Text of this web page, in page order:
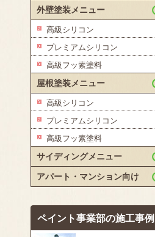
外壁塗装メニュー
高級シリコン
プレミアムシリコン
高級フッ素塗料
屋根塗装メニュー
高級シリコン
プレミアムシリコン
高級フッ素塗料
サイディングメニュー
アパート・マンション向け
ペイント事業部の施工事例